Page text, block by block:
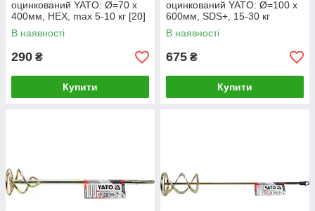
оцинкований YATO: Ø=70 x
400мм, НЕХ, max 5-10 кг [20]
В наявності
290 ₴
Купити
оцинкований YATO: Ø=100 x
600мм, SDS+, 15-30 кг
[20/280]
В наявності
675 ₴
Купити